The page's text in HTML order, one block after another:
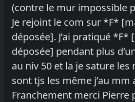
(contre le mur impossible
Je rejoint le com sur *F*
déposée]. J’ai pratiqué *F*
déposée] pendant plus
au niv 50 et la je sature
sont tjs les même j’au mm
Franchement merci Pierre